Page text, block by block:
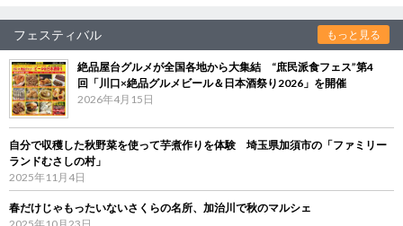
フェスティバル もっと見る
絶品屋台グルメが全国各地から大集結 “庶民派食フェス”第4
回「川口×絶品グルメビール＆日本酒祭り2026」を開催
2026年4月15日
自分で収穫した秋野菜を使って芋煮作りを体験 埼玉県加須市の「ファミリー
ランドむさしの村」
2025年11月4日
春だけじゃもったいないさくらの名所、加治川で秋のマルシェ